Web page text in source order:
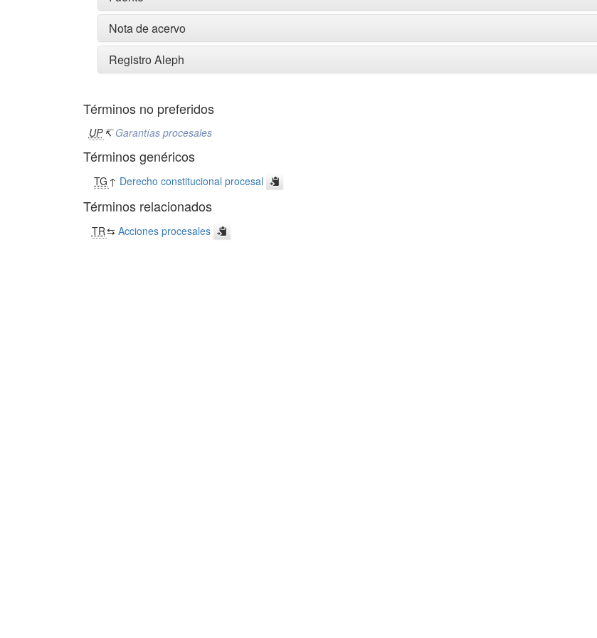
Nota de acervo
Registro Aleph
Términos no preferidos
UP ↸Garantías procesales
Términos genéricos
TG ↑ Derecho constitucional procesal
Términos relacionados
TR⇆ Acciones procesales